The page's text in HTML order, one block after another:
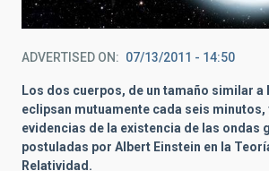
ADVERTISED ON 07/13/2011 - 14:50
Los dos cuerpos, de un tamaño similar a
eclipsan mutuamente cada seis
evidencias de la existencia de las ondas
postuladas por Albert Einstein en la
Relatividad.